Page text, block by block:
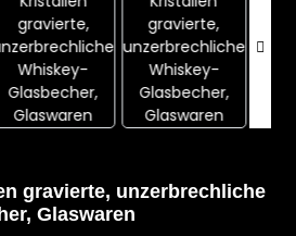
gravierte, unzerbrechliche
Glaswaren